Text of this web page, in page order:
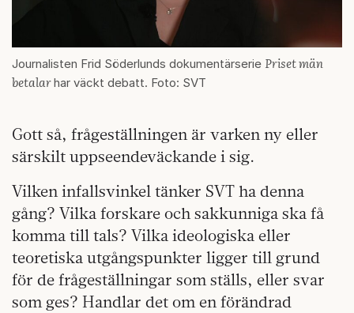
Journalisten Frid Söderlunds dokumentärserie Priset män
betalarhar väckt debatt. Foto: SVT
Gott så, frågeställningen är varken ny eller
särskilt uppseendeväckande i sig.
Vilken infallsvinkel tänker SVT ha denna
gång? Vilka forskare och sakkunniga ska få
komma till tals? Vilka ideologiska eller
teoretiska utgångspunkter ligger till grund
för de frågeställningar som ställs, eller svar
som ges? Handlar det om en förändrad